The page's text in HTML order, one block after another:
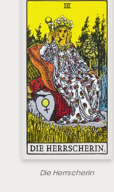
Die Herrscherin